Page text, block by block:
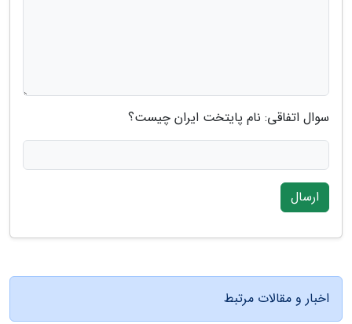
سوال اتفاقی: نام پایتخت ایران چیست؟
ارسال
اخبار و مقالات مرتبط